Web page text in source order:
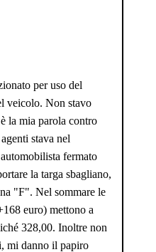
per uso del
veicolo. Non stavo
la mia parola contro
stava nel
fermato
la targa sbagliano,
"F". Nel sommare le
euro) mettono a
328,00. Inoltre non
mi danno il papiro